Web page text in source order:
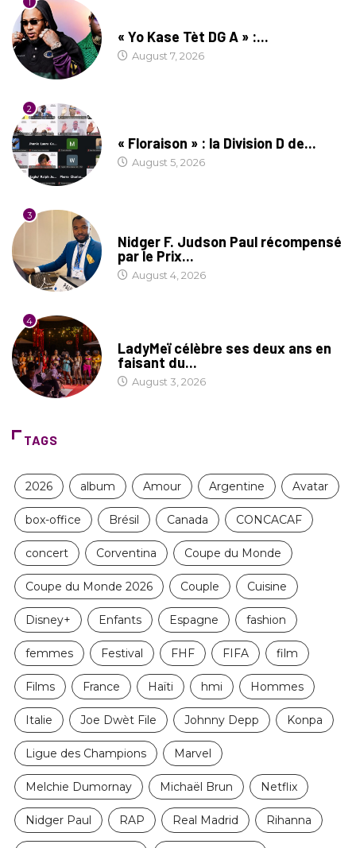
1
« Yo Kase Tèt DG A » :...
August 7, 2026
2
« Floraison » : la Division D de...
August 5, 2026
3
Nidger F. Judson Paul récompensé
par le Prix...
August 4, 2026
4
LadyMeï célèbre ses deux ans en
faisant du...
August 3, 2026
TAGS
2026 album Amour Argentine Avatar
box-office Brésil Canada CONCACAF
concert Corventina Coupe du Monde
Coupe du Monde 2026 Couple Cuisine
Disney+ Enfants Espagne fashion
femmes Festival FHF FIFA film
Films France Haïti hmi Hommes
Italie Joe Dwèt File Johnny Depp Konpa
Ligue des Champions Marvel
Melchie Dumornay Michaël Brun Netflix
Nidger Paul RAP Real Madrid Rihanna